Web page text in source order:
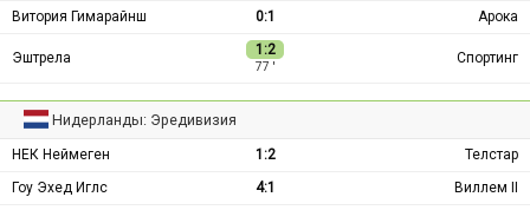
Витория Гимарайнш
0:1 Арока
Эштрела 1:2
77 ′
Спортинг
Нидерланды: Эредивизия
НЕК Неймеген 1:2
Телстар
Гоу Эхед Иглс
4:1
Виллем II